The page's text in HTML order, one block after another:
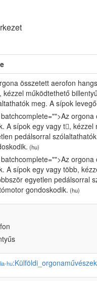
összetett aerofon
kézzel működtethető
meg. A sípok
A sípok egy vagy t,
pedálsorral
(hu)
A sípok egy vagy több,
egyetlen pedálsorral
gondoskodik. (hu)
hu